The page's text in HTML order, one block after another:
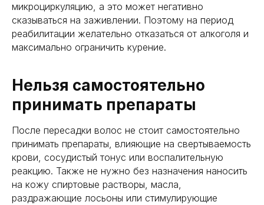
микроциркуляцию, а это может негативно
сказываться на заживлении. Поэтому на период
реабилитации желательно отказаться от алкоголя и
максимально ограничить курение.
Нельзя самостоятельно
принимать препараты
После пересадки волос не стоит самостоятельно
принимать препараты, влияющие на свертываемость
крови, сосудистый тонус или воспалительную
реакцию. Также не нужно без назначения наносить
на кожу спиртовые растворы, масла,
раздражающие лосьоны или стимулирующие